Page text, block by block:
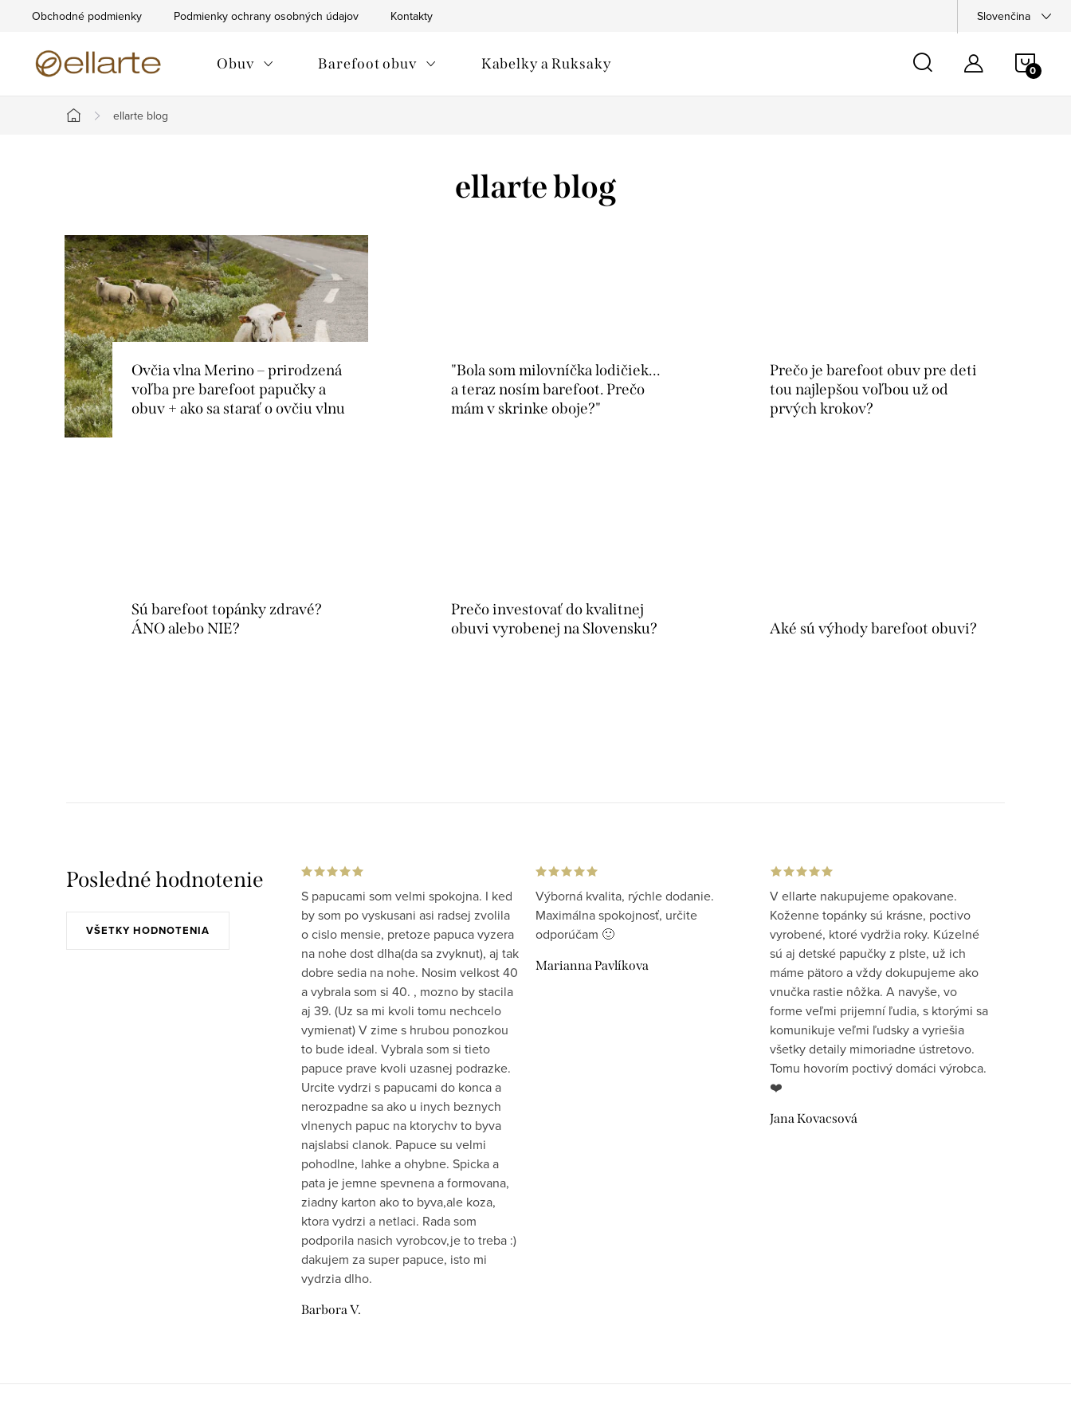
Obchodné podmienky Podmienky ochrany osobných údajov Kontakty Slovenčina
Obuv Barefoot obuv Kabelky a Ruksaky
Domov
ellarte blog
ellarte blog
V
ý
p
i
s
č
l
Ovčia vlna Merino – prirodzená
voľba pre barefoot papučky a
obuv + ako sa starať o ovčiu vlnu
"Bola som milovníčka lodičiek…
a teraz nosím barefoot. Prečo
mám v skrinke oboje?"
Prečo je barefoot obuv pre deti
tou najlepšou voľbou už od
prvých krokov?
Sú barefoot topánky zdravé?
ÁNO alebo NIE?
Prečo investovať do kvalitnej
obuvi vyrobenej na Slovensku?
Aké sú výhody barefoot obuvi?
a
Posledné hodnotenie
VŠETKY HODNOTENIA
S papucami som velmi spokojna. I ked
by som po vyskusani asi radsej zvolila
o cislo mensie, pretoze papuca vyzera
na nohe dost dlha(da sa zvyknut), aj tak
dobre sedia na nohe. Nosim velkost 40
a vybrala som si 40. , mozno by stacila
aj 39. (Uz sa mi kvoli tomu nechcelo
vymienat) V zime s hrubou ponozkou
to bude ideal. Vybrala som si tieto
papuce prave kvoli uzasnej podrazke.
Urcite vydrzi s papucami do konca a
nerozpadne sa ako u inych beznych
vlnenych papuc na ktorychv to byva
najslabsi clanok. Papuce su velmi
pohodlne, lahke a ohybne. Spicka a
pata je jemne spevnena a formovana,
ziadny karton ako to byva,ale koza,
ktora vydrzi a netlaci. Rada som
podporila nasich vyrobcov,je to treba :)
dakujem za super papuce, isto mi
vydrzia dlho.
Barbora V.
Výborná kvalita, rýchle dodanie.
Maximálna spokojnosť, určite
odporúčam 🙂
Marianna Pavlíkova
V ellarte nakupujeme opakovane.
Koženne topánky sú krásne, poctivo
vyrobené, ktoré vydržia roky. Kúzelné
sú aj detské papučky z plste, už ich
máme pätoro a vždy dokupujeme ako
vnučka rastie nôžka. A navyše, vo
forme veľmi prijemní ľudia, s ktorými sa
komunikuje veľmi ľudsky a vyriešia
všetky detaily mimoriadne ústretovo.
Tomu hovorím poctivý domáci výrobca.
❤️
Jana Kovacsová